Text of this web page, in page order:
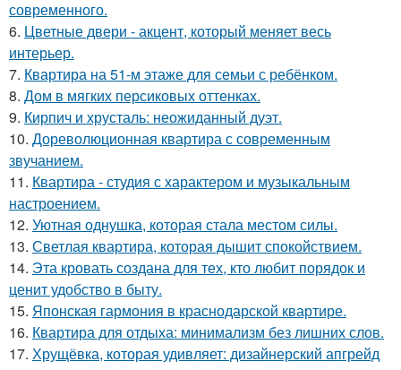
современного.
6. Цветные двери - акцент, который меняет весь
интерьер.
7. Квартира на 51-м этаже для семьи с ребёнком.
8. Дом в мягких персиковых оттенках.
9. Кирпич и хрусталь: неожиданный дуэт.
10. Дореволюционная квартира с современным
звучанием.
11. Квартира - студия с характером и музыкальным
настроением.
12. Уютная однушка, которая стала местом силы.
13. Светлая квартира, которая дышит спокойствием.
14. Эта кровать создана для тех, кто любит порядок и
ценит удобство в быту.
15. Японская гармония в краснодарской квартире.
16. Квартира для отдыха: минимализм без лишних слов.
17. Хрущёвка, которая удивляет: дизайнерский апгрейд